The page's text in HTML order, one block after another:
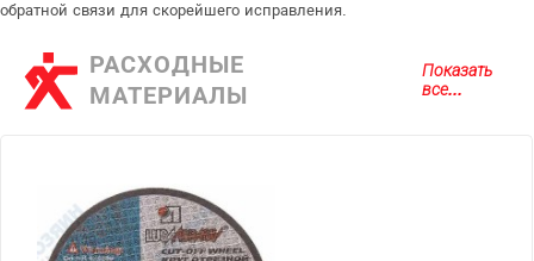
обратной связи для скорейшего исправления.
РАСХОДНЫЕ
МАТЕРИАЛЫ
Показать
все...